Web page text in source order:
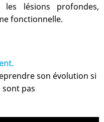
lésions profondes,
fonctionnelle.
son évolution si
pas